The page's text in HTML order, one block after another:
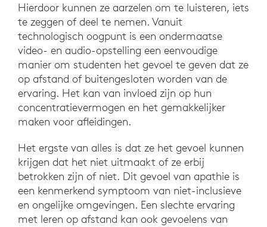
Hierdoor kunnen ze aarzelen om te luisteren, iets
te zeggen of deel te nemen. Vanuit
technologisch oogpunt is een ondermaatse
video- en audio-opstelling een eenvoudige
manier om studenten het gevoel te geven dat ze
op afstand of buitengesloten worden van de
ervaring. Het kan van invloed zijn op hun
concentratievermogen en het gemakkelijker
maken voor afleidingen.
Het ergste van alles is dat ze het gevoel kunnen
krijgen dat het niet uitmaakt of ze erbij
betrokken zijn of niet. Dit gevoel van apathie is
een kenmerkend symptoom van niet-inclusieve
en ongelijke omgevingen. Een slechte ervaring
met leren op afstand kan ook gevoelens van